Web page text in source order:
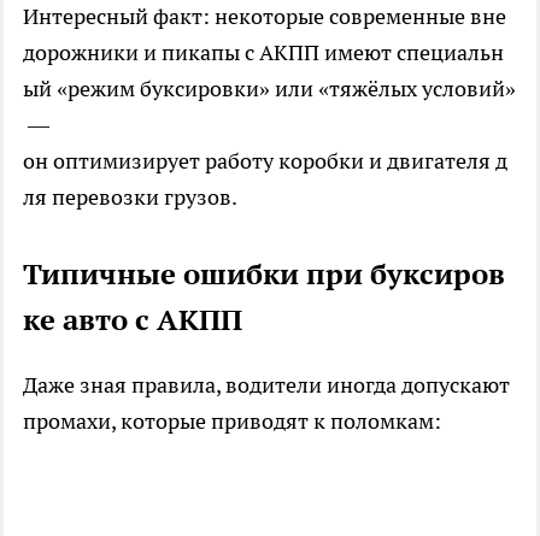
Интересный факт: некоторые современные вне
дорожники и пикапы с АКПП имеют специальн
ый «режим буксировки» или «тяжёлых условий»
—
он оптимизирует работу коробки и двигателя д
ля перевозки грузов.
Типичные ошибки при буксиров
ке авто с АКПП
Даже зная правила, водители иногда допускают
промахи, которые приводят к поломкам: